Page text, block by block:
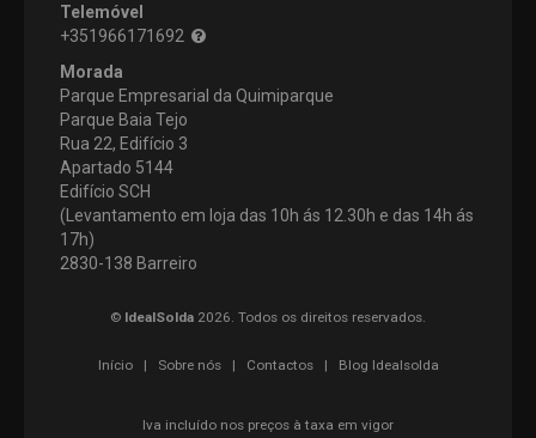
Telemóvel
+351966171692
Morada
Parque Empresarial da Quimiparque
Parque Baia Tejo
Rua 22, Edifício 3
Apartado 5144
Edifício SCH
(Levantamento em loja das 10h ás 12.30h e das 14h ás
17h)
2830-138 Barreiro
© IdealSolda 2026. Todos os direitos reservados.
Início| Sobre nós| Contactos| Blog Idealsolda
Iva incluído nos preços à taxa em vigor